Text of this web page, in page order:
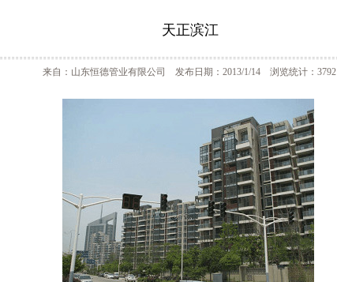
天正滨江
来自：山东恒德管业有限公司 发布日期：2013/1/14 浏览统计：3792